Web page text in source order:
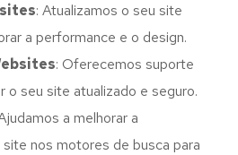
: Atualizamos o seu site
a performance e o design.
: Oferecemos suporte
o seu site atualizado e seguro.
a melhorar a
nos motores de busca para